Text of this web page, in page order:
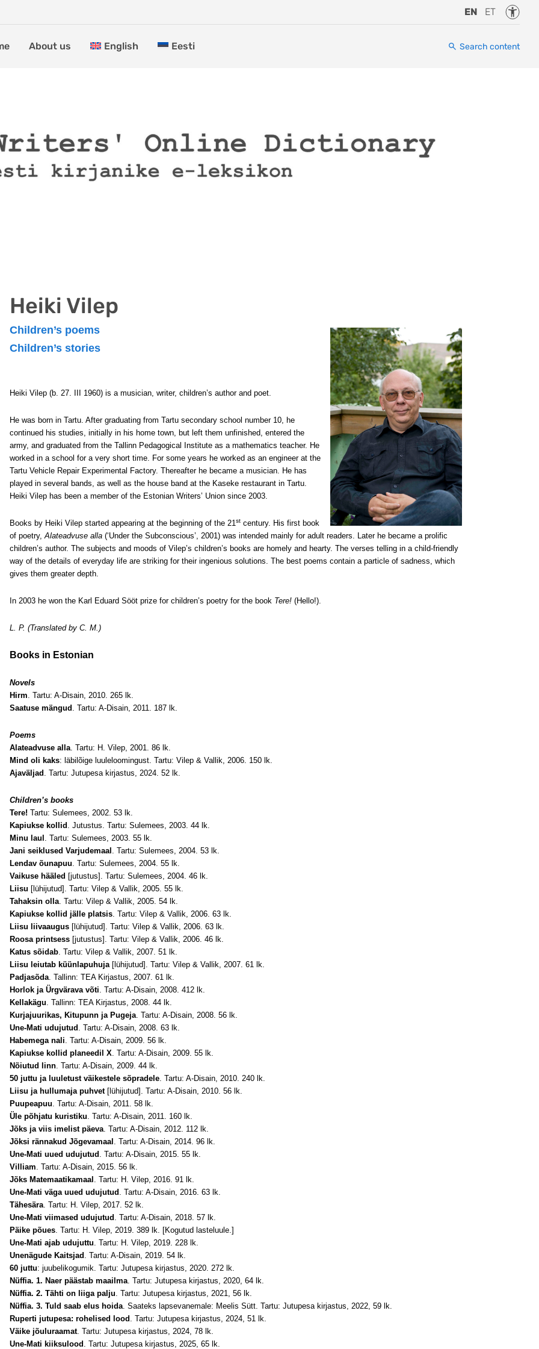
EN ET
About us English Eesti Search content
Heiki Vilep
Children’s poems
Children’s stories
Heiki Vilep (b. 27. III 1960) is a musician, writer, children’s author and poet.
He was born in Tartu. After graduating from Tartu secondary school number 10, he
continued his studies, initially in his home town, but left them unfinished, entered the
army, and graduated from the Tallinn Pedagogical Institute as a mathematics teacher. He
worked in a school for a very short time. For some years he worked as an engineer at the
Tartu Vehicle Repair Experimental Factory. Thereafter he became a musician. He has
played in several bands, as well as the house band at the Kaseke restaurant in Tartu.
Heiki Vilep has been a member of the Estonian Writers’ Union since 2003.
Books by Heiki Vilep started appearing at the beginning of the 21st century. His first book
of poetry,Alateadvuse alla (‘Under the Subconscious’, 2001) was intended mainly for adult readers. Later he became a prolific
children’s author. The subjects and moods of Vilep’s children’s books are homely and hearty. The verses telling in a child-friendly
way of the details of everyday life are striking for their ingenious solutions. The best poems contain a particle of sadness, which
gives them greater depth.
In 2003 he won the Karl Eduard Sööt prize for children’s poetry for the book Tere! (Hello!).
L. P. (Translated by C. M.)
Books in Estonian
Novels
Hirm. Tartu: A-Disain, 2010. 265 lk.
Saatuse mängud . Tartu: A-Disain, 2011. 187 lk.
Poems
Alateadvuse alla. Tartu: H. Vilep, 2001. 86 lk.
Mind oli kaks: läbilõige luuleloomingust. Tartu: Vilep & Vallik, 2006. 150 lk.
Ajaväljad . Tartu: Jutupesa kirjastus, 2024. 52 lk.
Children’s books
Tere! Tartu: Sulemees, 2002. 53 lk.
Kapiukse kollid . Jutustus. Tartu: Sulemees, 2003. 44 lk.
Minu laul . Tartu: Sulemees, 2003. 55 lk.
Jani seiklused Varjudemaal . Tartu: Sulemees, 2004. 53 lk.
Lendav õunapuu. Tartu: Sulemees, 2004. 55 lk.
Vaikuse hääled [jutustus]. Tartu: Sulemees, 2004. 46 lk.
Liisu [lühijutud]. Tartu: Vilep & Vallik, 2005. 55 lk.
Tahaksin olla. Tartu: Vilep & Vallik, 2005. 54 lk.
Kapiukse kollid jälle platsis. Tartu: Vilep & Vallik, 2006. 63 lk.
Liisu liivaaugus [lühijutud]. Tartu: Vilep & Vallik, 2006. 63 lk.
Roosa printsess [jutustus]. Tartu: Vilep & Vallik, 2006. 46 lk.
Katus sõidab. Tartu: Vilep & Vallik, 2007. 51 lk.
Liisu leiutab küünlapuhuja[lühijutud]. Tartu: Vilep & Vallik, 2007. 61 lk.
Padjasõda. Tallinn: TEA Kirjastus, 2007. 61 lk.
Horlok ja Ürgvärava võti. Tartu: A-Disain, 2008. 412 lk.
Kellakägu. Tallinn: TEA Kirjastus, 2008. 44 lk.
Kurjajuurikas, Kitupunn ja Pugeja. Tartu: A-Disain, 2008. 56 lk.
Une-Mati udujutud . Tartu: A-Disain, 2008. 63 lk.
Habemega nali. Tartu: A-Disain, 2009. 56 lk.
Kapiukse kollid planeedil X. Tartu: A-Disain, 2009. 55 lk.
Nõiutud linn. Tartu: A-Disain, 2009. 44 lk.
50 juttu ja luuletust väikestele sõpradele. Tartu: A-Disain, 2010. 240 lk.
Liisu ja hullumaja puhvet [lühijutud]. Tartu: A-Disain, 2010. 56 lk.
Puupeapuu. Tartu: A-Disain, 2011. 58 lk.
Üle põhjatu kuristiku. Tartu: A-Disain, 2011. 160 lk.
Jõks ja viis imelist päeva. Tartu: A-Disain, 2012. 112 lk.
Jõksi rännakud Jõgevamaal . Tartu: A-Disain, 2014. 96 lk.
Une-Mati uued udujutud . Tartu: A-Disain, 2015. 55 lk.
Villiam. Tartu: A-Disain, 2015. 56 lk.
Jõks Matemaatikamaal . Tartu: H. Vilep, 2016. 91 lk.
Une-Mati väga uued udujutud . Tartu: A-Disain, 2016. 63 lk.
Tähesära. Tartu: H. Vilep, 2017. 52 lk.
Une-Mati viimased udujutud . Tartu: A-Disain, 2018. 57 lk.
Päike põues. Tartu: H. Vilep, 2019. 389 lk. [Kogutud lasteluule.]
Une-Mati ajab udujuttu. Tartu: H. Vilep, 2019. 228 lk.
Unenägude Kaitsjad . Tartu: A-Disain, 2019. 54 lk.
60 juttu: juubelikogumik. Tartu: Jutupesa kirjastus, 2020. 272 lk.
Nüffia. 1. Naer päästab maailma. Tartu: Jutupesa kirjastus, 2020, 64 lk.
Nüffia. 2. Tähti on liiga palju. Tartu: Jutupesa kirjastus, 2021, 56 lk.
Nüffia. 3. Tuld saab elus hoida. Saateks lapsevanemale: Meelis Sütt. Tartu: Jutupesa kirjastus, 2022, 59 lk.
Ruperti jutupesa: rohelised lood . Tartu: Jutupesa kirjastus, 2024, 51 lk.
Väike jõuluraamat. Tartu: Jutupesa kirjastus, 2024, 78 lk.
Une-Mati kiiksulood . Tartu: Jutupesa kirjastus, 2025, 65 lk.